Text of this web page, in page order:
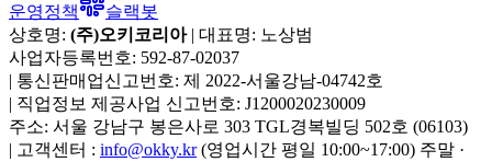
운영정책
슬랙봇
상호명: (주)오키코리아| 대표명: 노상범
사업자등록번호: 592-87-02037
| 통신판매업신고번호: 제 2022-서울강남-04742호
| 직업정보 제공사업 신고번호: J1200020230009
주소: 서울 강남구 봉은사로 303 TGL경복빌딩 502호 (06103)
| 고객센터 : info@okky.kr (영업시간 평일 10:00~17:00) 주말 ·